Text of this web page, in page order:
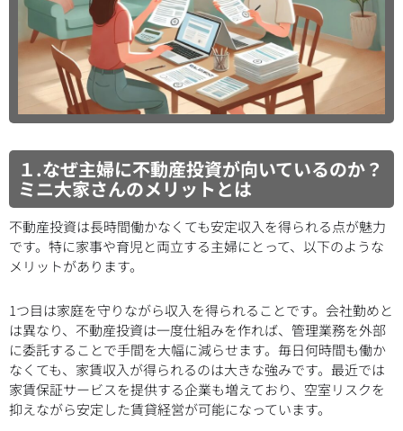
１.なぜ主婦に不動産投資が向いているのか？
ミニ大家さんのメリットとは
不動産投資は長時間働かなくても安定収入を得られる点が魅力
です。特に家事や育児と両立する主婦にとって、以下のような
メリットがあります。
1つ目は家庭を守りながら収入を得られることです。会社勤めと
は異なり、不動産投資は一度仕組みを作れば、管理業務を外部
に委託することで手間を大幅に減らせます。毎日何時間も働か
なくても、家賃収入が得られるのは大きな強みです。最近では
家賃保証サービスを提供する企業も増えており、空室リスクを
抑えながら安定した賃貸経営が可能になっています。